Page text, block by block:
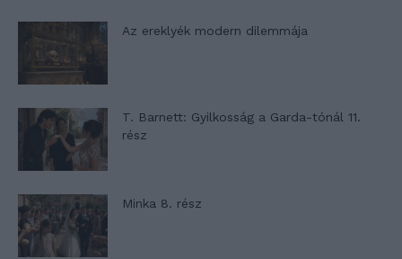
Az ereklyék modern dilemmája
T. Barnett: Gyilkosság a Garda-tónál 11.
rész
Minka 8. rész